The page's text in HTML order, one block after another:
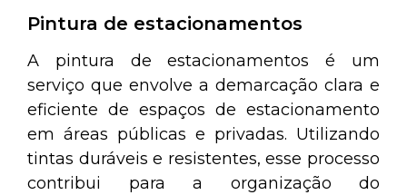
Pintura de estacionamentos
A pintura de estacionamentos é um
serviço que envolve a demarcação clara e
eficiente de espaços de estacionamento
em áreas públicas e privadas. Utilizando
tintas duráveis e resistentes, esse processo
contribui para a organização do